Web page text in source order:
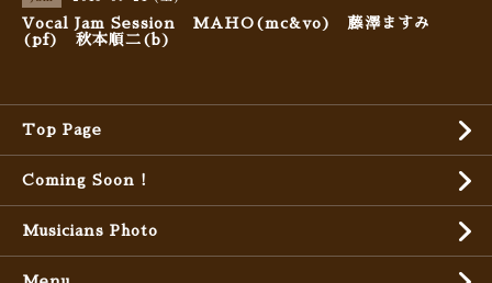
Vocal Jam Session MAHO(mc&vo) 藤澤ますみ
(pf) 秋本順二(b)
Top Page
Coming Soon !
Musicians Photo